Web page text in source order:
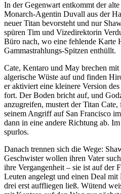
In der Gegenwart entkommt der
Monarch-Agentin Duvall aus der
neuer Titan bevorsteht und nur
spüren Tim und Vizedirektorin
Büro nach, wo eine fehlende Karte
Gammastrahlungs-Spitzen enthüllt.
Cate, Kentaro und May brechen
algerische Wüste auf und finden
er aktiviert eine kleinere Version
fort. Der Boden bricht auf, und
anzugreifen, mustert der Titan Cate,
seinem Angriff auf San Francisco
dann in eine andere Richtung ab.
spurlos.
Danach trennen sich die Wege:
Geschwister wollen ihren Vater
ihre Vergangenheit – sie ist auf der
Leuten angelegt und einen Deal mit
drei erst auffliegen ließ. Wütend